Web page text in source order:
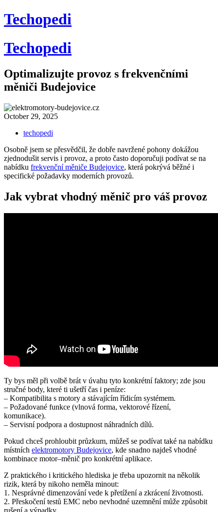
Skip
to
Techopedi
Techopedi
Optimalizujte provoz s frekvenčními
měniči Budejovice
October 29, 2025
techopedi
Osobně jsem se přesvědčil, že dobře navržené pohony dokážou
zjednodušit servis i provoz, a proto často doporučuji podívat se na
nabídku frekvenční měniče Budejovice, která pokrývá běžné i
specifické požadavky moderních provozů.
Jak vybrat vhodný měnič pro váš provoz
Ty bys měl při volbě brát v úvahu tyto konkrétní faktory; zde jsou
stručné body, které ti ušetří čas i peníze:
– Kompatibilita s motory a stávajícím řídicím systémem.
– Požadované funkce (vlnová forma, vektorové řízení,
komunikace).
– Servisní podpora a dostupnost náhradních dílů.
Pokud chceš prohloubit průzkum, můžeš se podívat také na nabídku
místních elektromotory Budejovice, kde snadno najdeš vhodné
kombinace motor–měnič pro konkrétní aplikace.
Z praktického i kritického hlediska je třeba upozornit na několik
rizik, která by nikoho neměla minout:
1. Nesprávné dimenzování vede k přetížení a zkrácení životnosti.
2. Přeskočení testů EMC nebo nevhodné uzemnění může způsobit
rušení a výpadky.